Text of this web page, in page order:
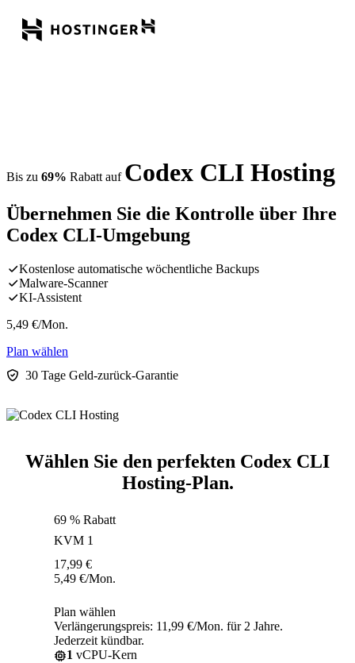
Bis zu 69% Rabatt auf Codex CLI Hosting
Übernehmen Sie die Kontrolle über Ihre
Codex CLI-Umgebung
Kostenlose automatische wöchentliche Backups
Malware-Scanner
KI-Assistent
5,49 €/Mon.
Plan wählen
30 Tage Geld-zurück-Garantie
Wählen Sie den perfekten Codex CLI
Hosting-Plan.
69 % Rabatt
KVM 1
17,99 €
5,49 €/Mon.
Plan wählen
Verlängerungspreis: 11,99 €/Mon. für 2 Jahre.
Jederzeit kündbar.
1 vCPU-Kern